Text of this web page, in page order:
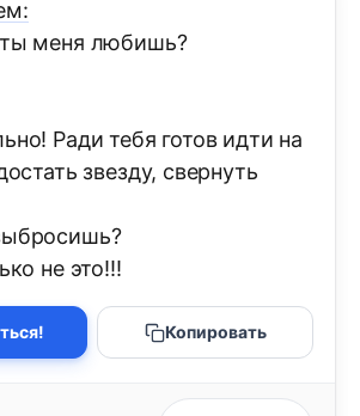
меня любишь?
Ради тебя готов идти на
звезду, свернуть
не это!!!
Копировать